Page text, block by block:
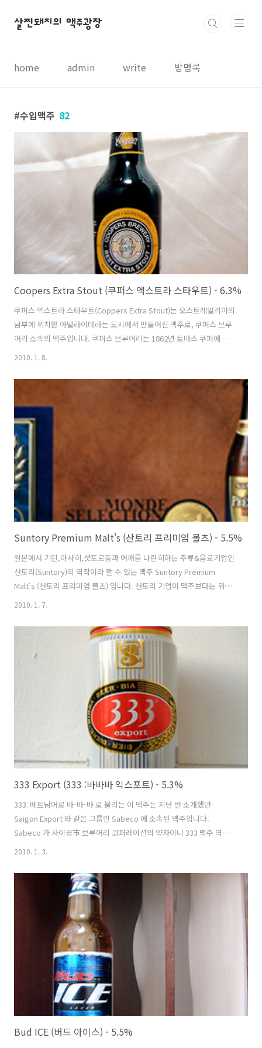
살찐돼지의 맥주광장
home admin write 방명록
수입맥주 82
Coopers Extra Stout (쿠퍼스 엑스트라 스타우트) - 6.3%
쿠퍼스 엑스트라 스타우트(Coppers Extra Stout)는 오스트레일리아의
남부에 위치한 아델라이데라는 도시에서 만들어진 맥주로, 쿠퍼스 브루
어리 소속의 맥주입니다. 쿠퍼스 브루어리는 1862년 토마스 쿠퍼에 의해
만들어진 가족단위의 양조장으로, 현재는 가족개인의 소유가 아닌 공공
성을 본따 이름을 지은것이기는 하지만, 쿠퍼스(Cooper)의 의미를 살펴
보니, 라벨 정 가운데 그려진 그림과 같은 나무로 된 통을 만드는 사람을
뜻하는 단어였습니다. 100여년전만 하더라도 맥주를 보관할 때 나무로
된 통에 하였고, 그곳에 꼭지를 달아 생맥주를 마셨다고 합니다. 영국에
서 생맥주를 뜻하는 캐스크(Cask)비어의 캐스크역시 나무로 만든 통을 ..
2010. 1. 8.
Suntory Premium Malt's (산토리 프리미엄 몰츠) - 5.5%
일본에서 기린,아사히,삿포로등과 어깨를 나란히하는 주류&음료기업인
산토리(Suntory)의 역작이라 할 수 있는 맥주 Suntory Premium
Malt's (산토리 프리미엄 몰츠) 입니다. 산토리 기업이 맥주보다는 위스
키쪽에서 더 두각을 드러내고 있는 기업이라 맥주부문에서는 평가가 그
서도 입지를 다질 수 있게 해준 맥주가 바로 산토리 프리미엄 몰츠라고
합니다. 산토리의 맥주 라인업을 살펴보면, 맥주 부문에서는 프리미엄몰
츠와 몰츠비어 단 두개, 발포주종류도 두 종류, 제 3의맥주군에는 5개의
맥주가 포진해있습니다. 사실상 진짜 맥주라고 할 수 있는 종류는 단 두
개밖에 되지 않아서 그런지.. 산토리에서는 프리미엄몰츠쪽에 집중적인
2010. 1. 7.
333 Export (333 :바바바 익스포트) - 5.3%
333. 베트남어로 바-바-바 로 불리는 이 맥주는 지난 번 소개했던
Saigon Export 와 같은 그룹인 Sabeco 에 소속된 맥주입니다.
Sabeco 가 사이공市 브루어리 코퍼레이션의 약자이니 333 맥주 역시도
베트남 남부 사이공시(호치민)에서 만들어진 맥주가 되겠습니다. 333 맥
로 탄생했습니다. 처음 발매 될 당시의 이름은 '33' 맥주였으나.. 약 100
년이 지난 1975년에 3 을 하나 더 붙여 '333' 이 되었고 현재에 이르고 있
습니다. 같은 회사에서 나오고 Export 라는 같은 종의 맥주다보니 라벨
또한 두 맥주가 거의 흡사합니다. 왼쪽에 검은테두리와 오른쪽에는 보리
의 형상이 새겨져있고, 안쪽의 빨간색 원안에는 하..
2010. 1. 3.
Bud ICE (버드 아이스) - 5.5%